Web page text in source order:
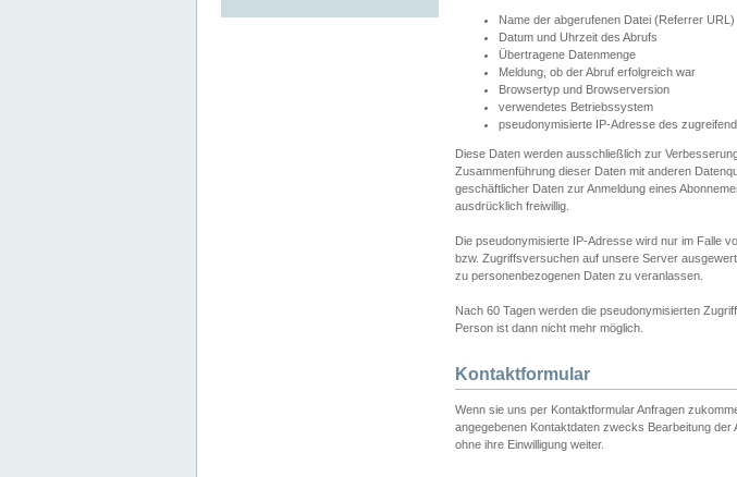
Name der abgerufenen Datei (Referrer URL)
Datum und Uhrzeit des Abrufs
Übertragene Datenmenge
Meldung, ob der Abruf erfolgreich war
Browsertyp und Browserversion
verwendetes Betriebssystem
pseudonymisierte IP-Adresse des
Diese Daten werden ausschließlich zur
Zusammenführung dieser Daten mit anderen
geschäftlicher Daten zur Anmeldung eines
ausdrücklich freiwillig.
Die pseudonymisierte IP-Adresse wird nur im Falle
bzw. Zugriffsversuchen auf unsere Server
zu personenbezogenen Daten zu veranlassen.
Nach 60 Tagen werden die pseudonymisierten
Person ist dann nicht mehr möglich.
Kontaktformular
Wenn sie uns per Kontaktformular Anfragen
angegebenen Kontaktdaten zwecks Bearbeitung
ohne ihre Einwilligung weiter.